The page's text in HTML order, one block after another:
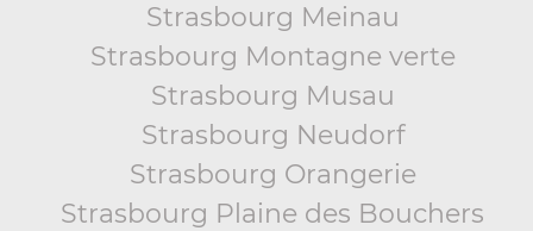
Strasbourg Meinau
Strasbourg Montagne verte
Strasbourg Musau
Strasbourg Neudorf
Strasbourg Orangerie
Strasbourg Plaine des Bouchers